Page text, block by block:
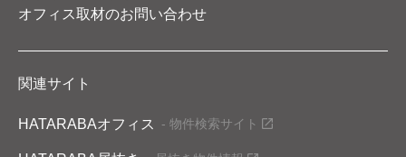
オフィス取材のお問い合わせ
関連サイト
HATARABAオフィス - 物件検索サイト